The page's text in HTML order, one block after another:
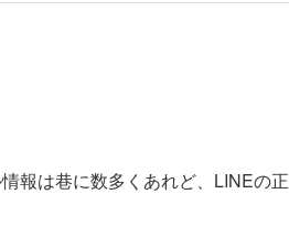
報は巷に数多くあれど、LINEの正